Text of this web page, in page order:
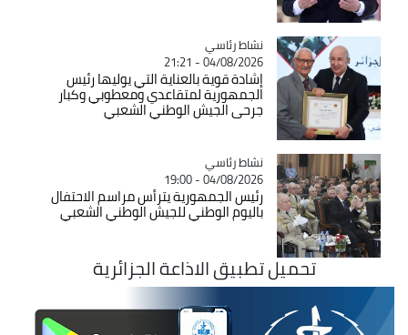
Catégorie
نشاط رئاسي
04/08/2026 - 21:21
إشادة قوية بالعناية التي يوليها رئيس
الجمهورية لمتقاعدي ومعطوبي وكبار
جرحى الجيش الوطني الشعبي
Catégorie
نشاط رئاسي
04/08/2026 - 19:00
رئيس الجمهورية يترأس مراسم الاحتفال
باليوم الوطني للجيش الوطني الشعبي
تحميل تطبيق الاذاعة الجزائرية